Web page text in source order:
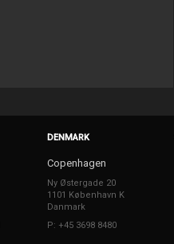
DENMARK
Copenhagen
Ny Østergade 20
1101 København K
Danmark
P: +45 3698 8480